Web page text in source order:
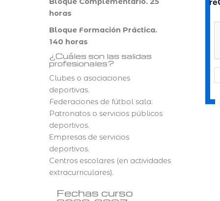
horas
Bloque Formación Práctica.
140 horas
¿Cuáles son las salidas
profesionales?
Clubes o asociaciones
deportivas.
Federaciones de fútbol sala.
Patronatos o servicios públicos
deportivos.
Empresas de servicios
deportivos.
Centros escolares (en actividades
extracurriculares).
Fechas curso